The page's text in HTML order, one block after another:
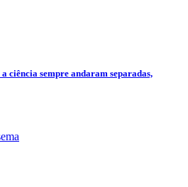
ciência sempre andaram separadas,